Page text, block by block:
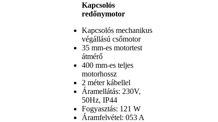
Kapcsolós
redőnymotor
Kapcsolós mechanikus
végállású csőmotor
35 mm-es motortest
átmérő
400 mm-es teljes
motorhossz
2 méter kábellel
Áramellátás: 230V,
50Hz, IP44
Fogyasztás: 121 W
Áramfelvétel: 053 A